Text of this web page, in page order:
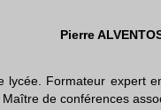
Pierre
lycée. Formateur expert
de conférences